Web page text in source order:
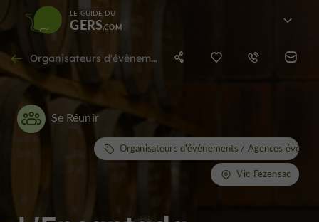
LE GUIDE DU
GERS
Organisateurs d'évènements / Agences évènementielles / Agences Incentives à Vic-Fezensac
Se Réunir
Organisateurs d'évènements / Agences
Vic-Fezensac